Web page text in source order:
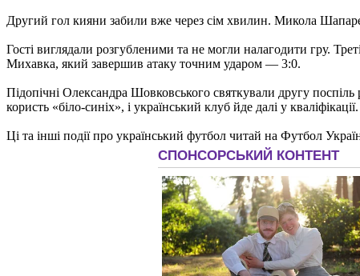
Другий гол кияни забили вже через сім хвилин. Микола
Гості виглядали розгубленими та не могли налагодити гру.
Михавка, який завершив атаку точним ударом — 3:0.
Підопічні Олександра Шовковського святкували другу
користь «біло-синіх», і український клуб йде далі у кваліфікації.
Ці та інші події про український футбол читай на Футбол